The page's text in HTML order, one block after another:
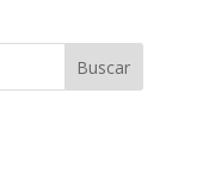
Buscar